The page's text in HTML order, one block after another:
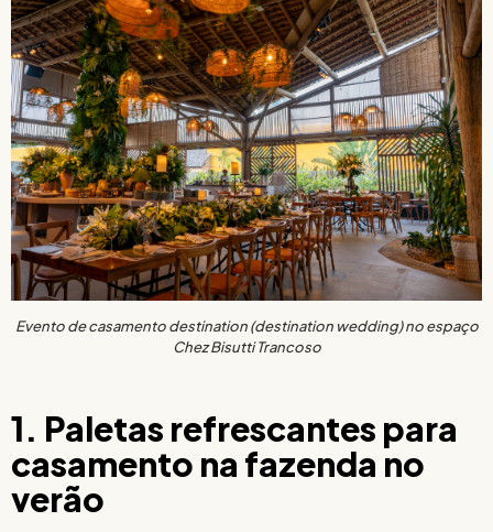
Evento de casamento destination (destination wedding) no espaço
Chez Bisutti Trancoso
1. Paletas refrescantes para
casamento na fazenda no
verão